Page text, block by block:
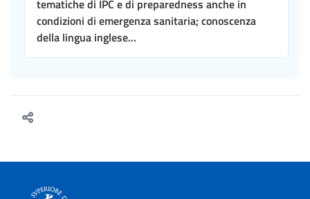
tematiche di IPC e di preparedness anche in
condizioni di emergenza sanitaria; conoscenza
della lingua inglese...